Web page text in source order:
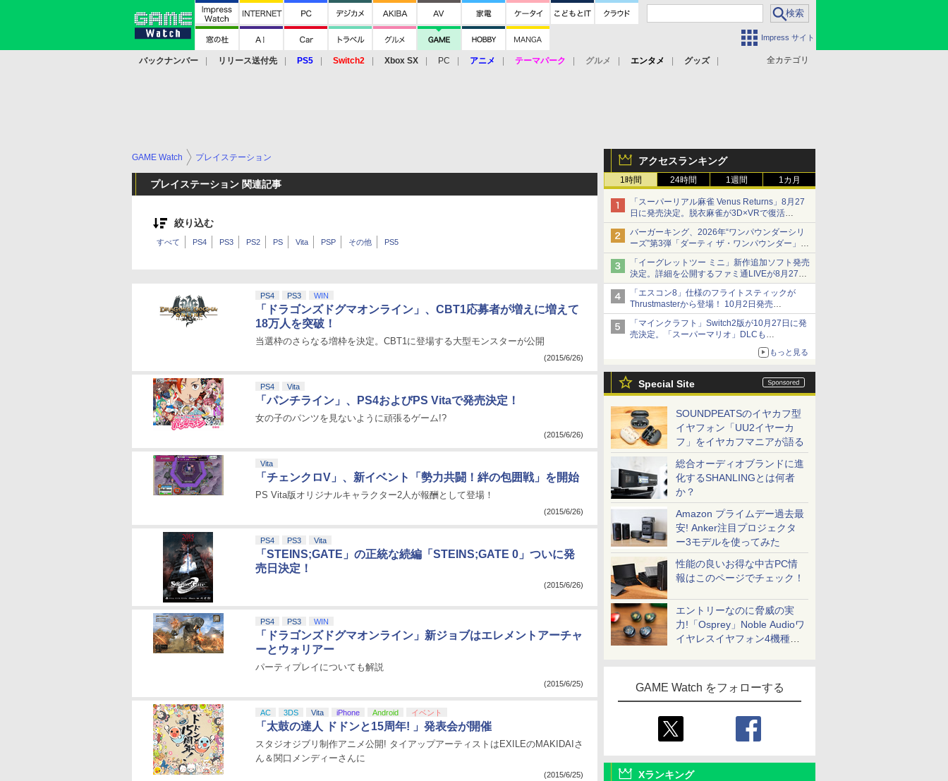
Impress サイト
全カテゴリ
バックナンバー リリース送付先 PS5 Switch2 Xbox SX PC アニメ テーマパーク グルメ エンタメ
グッズ
アクセスランキング
1時間 24時間 1週間 1カ月
「スーパーリアル麻雀 Venus Returns」8月27
日に発売決定。脱衣麻雀が3D×VRで復活
発売から2週間は20%オフになるセールが実施
バーガーキング、2026年“ワンパウンダーシリ
ーズ”第3弾「ダーティ ザ・ワンパウンダー」を
8月7日発売
「特製ガーリックマヨソース」を使用した超大
型チーズバーガー
「イーグレットツー ミニ」新作追加ソフト発売
決定。詳細を公開するファミ通LIVEが8月27日
20時から配信
シリーズ累計100タイトルへ
「エスコン8」仕様のフライトスティックが
Thrustmasterから登場！ 10月2日発売
ジョイスティックに振動機能を搭載。予約受付
も開始
「マインクラフト」Switch2版が10月27日に発
売決定。「スーパーマリオ」DLCも
Switch版からのアップグレードも可能に
もっと見る
Special Site
SOUNDPEATSのイヤカフ型
イヤフォン「UU2イヤーカ
フ」をイヤカフマニアが語る
総合オーディオブランドに進
化するSHANLINGとは何者
か？
Amazon プライムデー過去最
安! Anker注目プロジェクタ
ー3モデルを使ってみた
性能の良いお得な中古PC情
報はこのページでチェック！
エントリーなのに脅威の実
力!「Osprey」Noble Audioワ
イヤレスイヤフォン4機種を
GAME Watch をフォローする
Xランキング
GAME Watch プレイステーション
プレイステーション 関連記事
絞り込む
すべて PS4 PS3 PS2 PS Vita PSP その他 PS5
PS4 PS3 WIN
「ドラゴンズドグマオンライン」、CBT1応募者が増えに増えて
18万人を突破！
当選枠のさらなる増枠を決定。CBT1に登場する大型モンスターが公開
(2015/6/26)
PS4 Vita
「パンチライン」、PS4およびPS Vitaで発売決定！
女の子のパンツを見ないように頑張るゲーム!?
(2015/6/26)
Vita
「チェンクロV」、新イベント「勢力共闘！絆の包囲戦」を開始
PS Vita版オリジナルキャラクター2人が報酬として登場！
(2015/6/26)
PS4 PS3 Vita
「STEINS;GATE」の正統な続編「STEINS;GATE 0」ついに発
売日決定！
(2015/6/26)
PS4 PS3 WIN
「ドラゴンズドグマオンライン」新ジョブはエレメントアーチャ
ーとウォリアー
パーティプレイについても解説
(2015/6/25)
AC 3DS Vita iPhone Android イベント
「太鼓の達人 ドドンと15周年! 」発表会が開催
スタジオジブリ制作アニメ公開! タイアップアーティストはEXILEのMAKIDAIさ
ん＆関口メンディーさんに
(2015/6/25)